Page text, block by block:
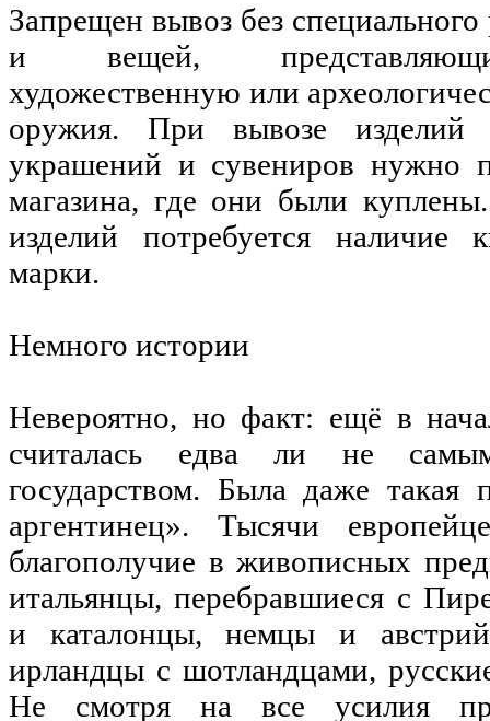
Запрещен вывоз без
и вещей,
художественную или
оружия. При вывозе
украшений и сувениров нужно
магазина, где они были
изделий потребуется наличие
марки.
Немного истории
Невероятно, но факт: ещё в
считалась едва ли не
государством. Была даже такая
аргентинец». Тысячи
благополучие в живописных
итальянцы, перебравшиеся с
и каталонцы, немцы и
ирландцы с шотландцами,
Не смотря на все усилия